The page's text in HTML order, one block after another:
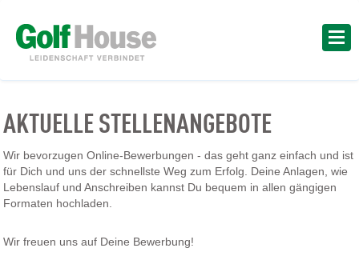
AKTUELLE STELLENANGEBOTE
Wir bevorzugen Online-Bewerbungen - das geht ganz einfach und ist
für Dich und uns der schnellste Weg zum Erfolg. Deine Anlagen, wie
Lebenslauf und Anschreiben kannst Du bequem in allen gängigen
Formaten hochladen.
Wir freuen uns auf Deine Bewerbung!